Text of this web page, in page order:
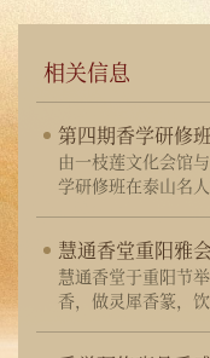
相关信息
第四期香学研修
由一枝莲文化会馆
学研修班在泰山名
慧通香堂重阳雅会
慧通香堂于重阳节
香，做灵犀香篆，饮